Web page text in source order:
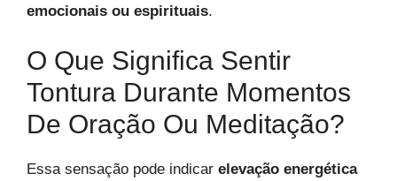
emocionais ou espirituais.
O Que Significa Sentir
Tontura Durante Momentos
De Oração Ou Meditação?
Essa sensação pode indicar elevação energética